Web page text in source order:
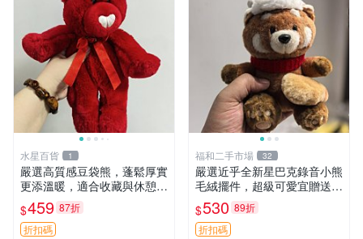
水星百貨 1
嚴選高質感豆袋熊，蓬鬆厚實
更添溫暖，適合收藏與休憩。
前胸填充飽滿，背部亦具優雅
設計。 豆袋熊 保暖 溫柔 蓬
松
$459 87折
折扣碼
福和二手市場 32
嚴選近乎全新星巴克錄音小熊
毛絨擺件，超級可愛宜贈送掛
飾 錄音小熊 毛絨擺件 贈品
$530 89折
折扣碼